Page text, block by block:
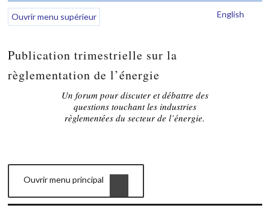
English
Ouvrir menu supérieur
Publication trimestrielle sur la
règlementation de l’énergie
Un forum pour discuter et débattre des
questions touchant les industries
règlementées du secteur de l’énergie.
Ouvrir menu principal